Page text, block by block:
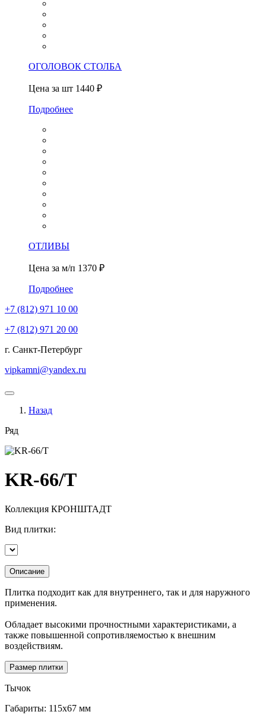
ОГОЛОВОК СТОЛБА
Цена за шт 1440 ₽
Подробнее
ОТЛИВЫ
Цена за м/п 1370 ₽
Подробнее
+7 (812) 971 10 00
+7 (812) 971 20 00
г. Санкт-Петербург
vipkamni@yandex.ru
Назад
Ряд
KR-66/T
Коллекция КРОНШТАДТ
Вид плитки:
Описание
Плитка подходит как для внутреннего, так и для наружного
применения.
Обладает высокими прочностными характеристиками, а
также повышенной сопротивляемостью к внешним
воздействиям.
Размер плитки
Тычок
Габариты: 115х67 мм